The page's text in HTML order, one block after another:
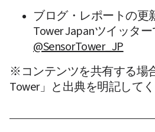
ブログ・レポートの更
Tower Japanツイッター
@SensorTower_JP
※コンテンツを共有する場
Tower」と出典を明記してく